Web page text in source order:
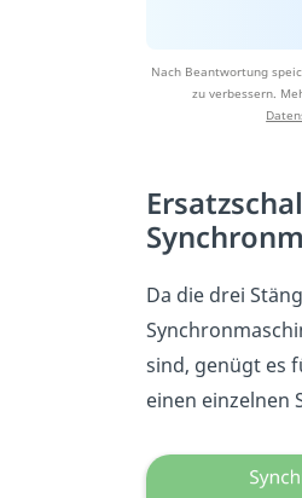
Nach Beantwortung
zu verbessern.
Da die drei
sind, genügt es
einen einzelnen